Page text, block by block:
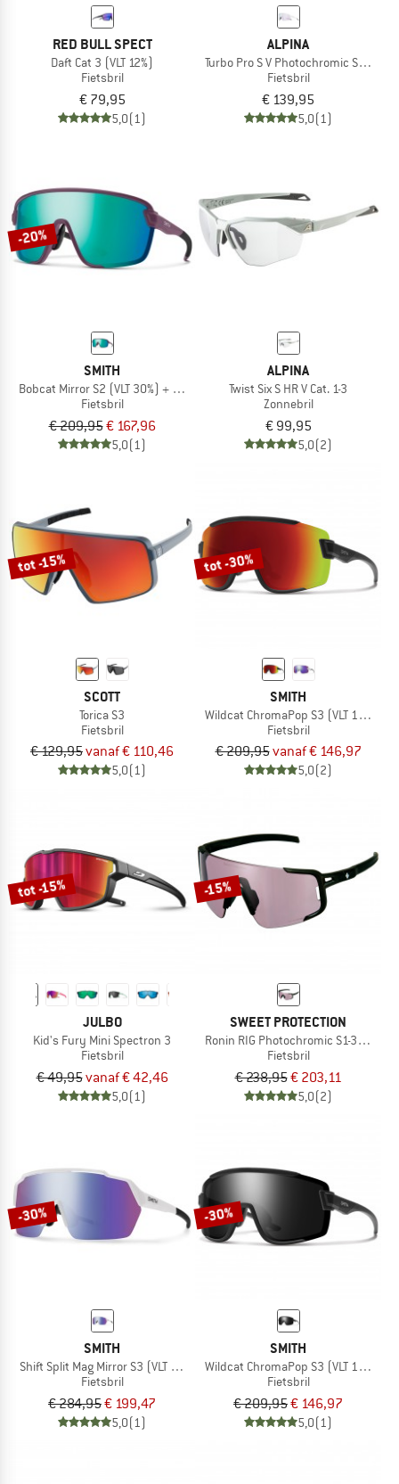
RED BULL SPECT
Daft Cat 3 (VLT 12%)
Fietsbril
€ 79,95
5,0(1)
ALPINA
Turbo Pro S V Photochromic S1-3
Fietsbril
€ 139,95
5,0(1)
-20%
SMITH
Bobcat Mirror S2 (VLT 30%) + S0 (VLT 89%)
Fietsbril
€ 209,95€ 167,96
5,0(1)
ALPINA
Twist Six S HR V Cat. 1-3
Zonnebril
€ 99,95
5,0(2)
tot -15%
SCOTT
Torica S3
Fietsbril
€ 129,95vanaf € 110,46
5,0(1)
tot -30%
SMITH
Wildcat ChromaPop S3 (VLT 15%) +
Fietsbril
€ 209,95vanaf € 146,97
5,0(2)
tot -15%
JULBO
Kid's Fury Mini Spectron 3
Fietsbril
€ 49,95vanaf € 42,46
5,0(1)
-15%
SWEET PROTECTION
Ronin RIG Photochromic S1-3 (VLT
Fietsbril
€ 238,95€ 203,11
5,0(2)
-30%
SMITH
Shift Split Mag Mirror S3 (VLT 15%) + S0 (VLT 89%)
Fietsbril
€ 284,95€ 199,47
5,0(1)
-30%
SMITH
Wildcat ChromaPop S3 (VLT 10%) +
Fietsbril
€ 209,95€ 146,97
5,0(1)